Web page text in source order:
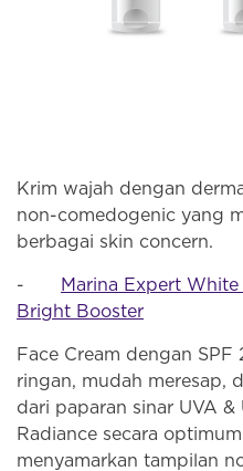
Krim wajah dengan
non-comedogenic yang
berbagai skin concern.
-
Marina Expert
Bright Booster
Face Cream dengan
ringan, mudah meresap,
dari paparan sinar UVA
Radiance secara
menyamarkan tampilan